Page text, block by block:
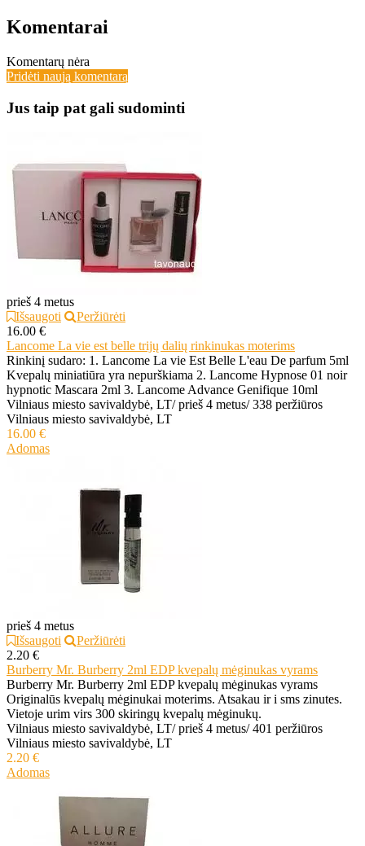
Komentarai
Komentarų nėra
Pridėti naują komentarą
Jus taip pat gali sudominti
prieš 4 metus
Išsaugoti
Peržiūrėti
16.00 €
Lancome La vie est belle trijų dalių rinkinukas moterims
Rinkinį sudaro: 1. Lancome La vie Est Belle L'eau De parfum 5ml
Kvepalų miniatiūra yra nepurškiama 2. Lancome Hypnose 01 noir
hypnotic Mascara 2ml 3. Lancome Advance Genifique 10ml
Vilniaus miesto savivaldybė, LT/ prieš 4 metus/ 338 peržiūros
Vilniaus miesto savivaldybė, LT
16.00 €
Adomas
prieš 4 metus
Išsaugoti
Peržiūrėti
2.20 €
Burberry Mr. Burberry 2ml EDP kvepalų mėginukas vyrams
Burberry Mr. Burberry 2ml EDP kvepalų mėginukas vyrams
Originalūs kvepalų mėginukai moterims. Atsakau ir i sms zinutes.
Vietoje urim virs 300 skiringų kvepalų mėginukų.
Vilniaus miesto savivaldybė, LT/ prieš 4 metus/ 401 peržiūros
Vilniaus miesto savivaldybė, LT
2.20 €
Adomas